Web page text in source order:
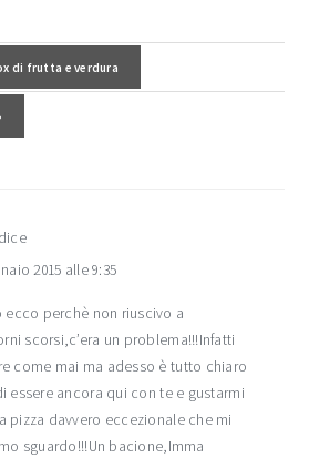
di frutta e verdura
dice
2015 alle 9:35
ecco perchè non riuscivo a
scorsi,c’era un problema!!!Infatti
come mai ma adesso è tutto chiaro
essere ancora qui con te e gustarmi
pizza davvero eccezionale che mi
sguardo!!!Un bacione,Imma